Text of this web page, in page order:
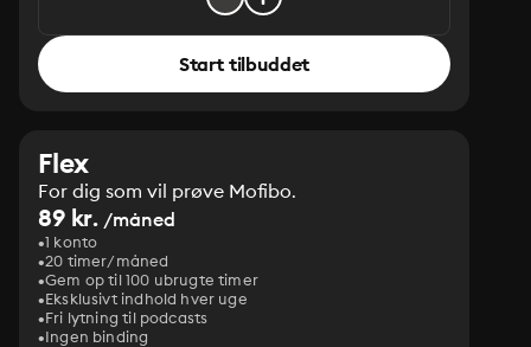
Start tilbuddet
Flex
For dig som vil prøve Mofibo.
89 kr. /måned
1 konto
20 timer/måned
Gem op til 100 ubrugte timer
Eksklusivt indhold hver uge
Fri lytning til podcasts
Ingen binding